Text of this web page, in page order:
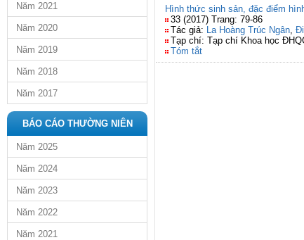
Năm 2021
Năm 2020
Năm 2019
Năm 2018
Năm 2017
BÁO CÁO THƯỜNG NIÊN
Năm 2025
Năm 2024
Năm 2023
Năm 2022
Năm 2021
Hình thức sinh sản, đặc điểm
33 (2017) Trang: 79-86
Tác giả: La Hoàng Trúc Ngân,
Tạp chí: Tạp chí Khoa học
Tóm tắt